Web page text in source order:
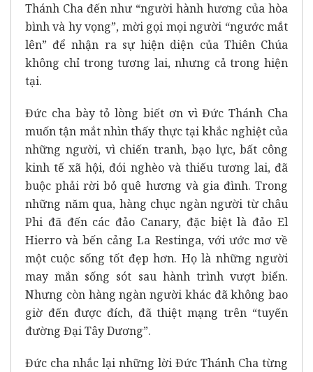
Thánh Cha đến như “người hành hương của hòa
bình và hy vọng”, mời gọi mọi người “ngước mắt
lên” để nhận ra sự hiện diện của Thiên Chúa
không chỉ trong tương lai, nhưng cả trong hiện
tại.
Đức cha bày tỏ lòng biết ơn vì Đức Thánh Cha
muốn tận mắt nhìn thấy thực tại khắc nghiệt của
những người, vì chiến tranh, bạo lực, bất công
kinh tế xã hội, đói nghèo và thiếu tương lai, đã
buộc phải rời bỏ quê hương và gia đình. Trong
những năm qua, hàng chục ngàn người từ châu
Phi đã đến các đảo Canary, đặc biệt là đảo El
Hierro và bến cảng La Restinga, với ước mơ về
một cuộc sống tốt đẹp hơn. Họ là những người
may mắn sống sót sau hành trình vượt biển.
Nhưng còn hàng ngàn người khác đã không bao
giờ đến được đích, đã thiệt mạng trên “tuyến
đường Đại Tây Dương”.
Đức cha nhắc lại những lời Đức Thánh Cha từng